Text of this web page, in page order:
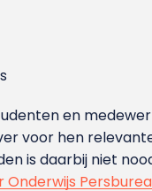
en
voor hen
is daarbij niet
Onderwijs